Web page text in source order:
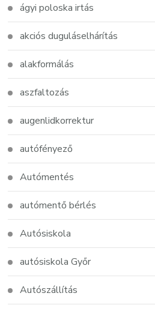
ágyi poloska irtás
akciós duguláselhárítás
alakformálás
aszfaltozás
augenlidkorrektur
autófényező
Autómentés
autómentő bérlés
Autósiskola
autósiskola Győr
Autószállítás